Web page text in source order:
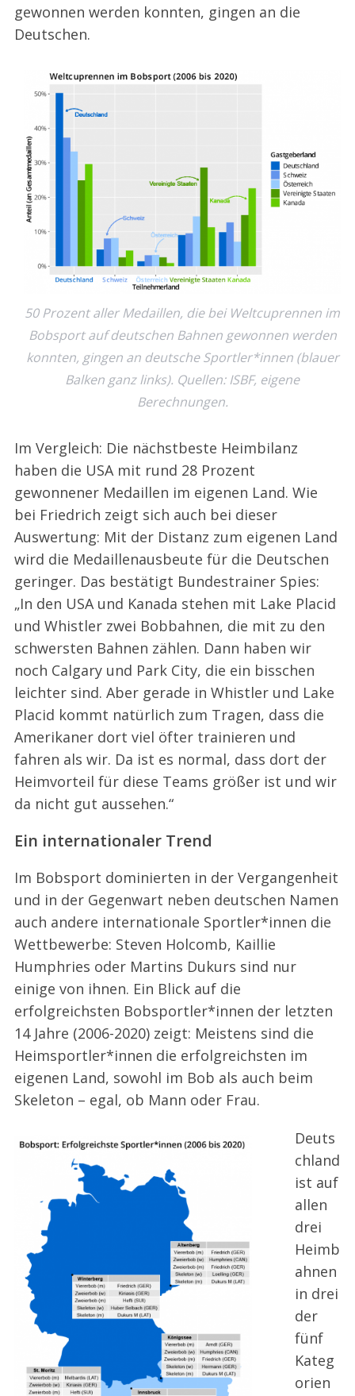
gewonnen werden konnten, gingen an die
Deutschen.
50 Prozent aller Medaillen, die bei Weltcuprennen im
Bobsport auf deutschen Bahnen gewonnen werden
konnten, gingen an deutsche Sportler*innen (blauer
Balken ganz links). Quellen: ISBF, eigene
Berechnungen.
Im Vergleich: Die nächstbeste Heimbilanz
haben die USA mit rund 28 Prozent
gewonnener Medaillen im eigenen Land. Wie
bei Friedrich zeigt sich auch bei dieser
Auswertung: Mit der Distanz zum eigenen Land
wird die Medaillenausbeute für die Deutschen
geringer. Das bestätigt Bundestrainer Spies:
„In den USA und Kanada stehen mit Lake Placid
und Whistler zwei Bobbahnen, die mit zu den
schwersten Bahnen zählen. Dann haben wir
noch Calgary und Park City, die ein bisschen
leichter sind. Aber gerade in Whistler und Lake
Placid kommt natürlich zum Tragen, dass die
Amerikaner dort viel öfter trainieren und
fahren als wir. Da ist es normal, dass dort der
Heimvorteil für diese Teams größer ist und wir
da nicht gut aussehen.“
Ein internationaler Trend
Im Bobsport dominierten in der Vergangenheit
und in der Gegenwart neben deutschen Namen
auch andere internationale Sportler*innen die
Wettbewerbe: Steven Holcomb, Kaillie
Humphries oder Martins Dukurs sind nur
einige von ihnen. Ein Blick auf die
erfolgreichsten Bobsportler*innen der letzten
14 Jahre (2006-2020) zeigt: Meistens sind die
Heimsportler*innen die erfolgreichsten im
eigenen Land, sowohl im Bob als auch beim
Skeleton – egal, ob Mann oder Frau.
Deuts
chland
ist auf
allen
drei
Heimb
ahnen
in drei
der
fünf
Kateg
orien
S
e
a
r
c
h
o
r
: